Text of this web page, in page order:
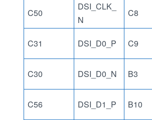
C50
DSI_CLK_
N
C8
C31 DSI_D0_P C9
C30 DSI_D0_N B3
C56 DSI_D1_P B10